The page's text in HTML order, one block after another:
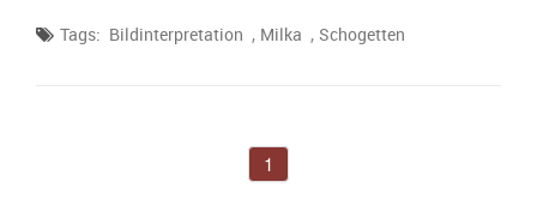
Tags: Bildinterpretation , Milka , Schogetten
1